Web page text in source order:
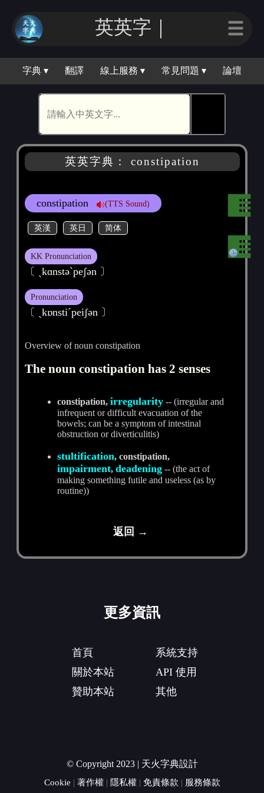
英英字｜ ☰
字典 ▾ 翻譯 線上服務 ▾ 常見問題 ▾ 論壇
英英字典： constipation
constipation (TTS Sound)
英漢 英日 简体
KK Pronunciation
〔 ˏkɑnstәˋpeʃәn 〕
Pronunciation
〔 ˏkɒnstiˊpeiʃәn 〕
Overview of noun constipation
The noun constipation has 2 senses
constipation,irregularity -- (irregular and
infrequent or difficult evacuation of the
bowels; can be a symptom of intestinal
obstruction or diverticulitis)
stultification, constipation,
impairment,deadening -- (the act of
making something futile and useless (as by
routine))
返回 →
更多資訊
首頁
關於本站
贊助本站
系統支持
API 使用
其他
© Copyright 2023 | 天火字典設計
Cookie | 著作權| 隱私權| 免責條款 | 服務條款